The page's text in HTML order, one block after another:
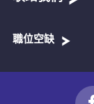
職位空缺